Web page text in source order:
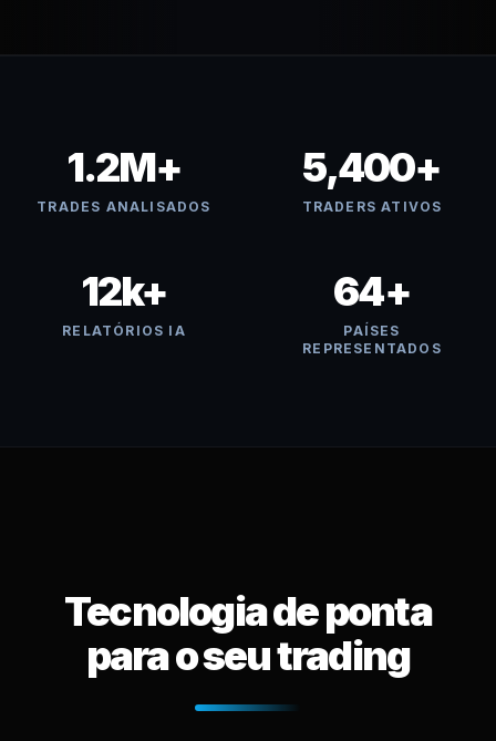
1.2M+
TRADES ANALISADOS
5,400+
TRADERS ATIVOS
12k+
RELATÓRIOS IA
64+
PAÍSES
REPRESENTADOS
Tecnologia de ponta
para o seu trading